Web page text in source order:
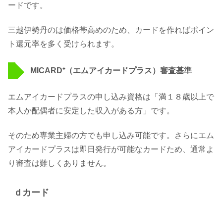
ードです。
三越伊勢丹のは価格帯高めのため、カードを作ればポイン
ト還元率を多く受けられます。
MICARD⁺（エムアイカードプラス）審査基準
エムアイカードプラスの申し込み資格は「満１８歳以上で
本人か配偶者に安定した収入がある方」です。
そのため専業主婦の方でも申し込み可能です。さらにエム
アイカードプラスは即日発行が可能なカードため、通常よ
り審査は難しくありません。
ｄカード